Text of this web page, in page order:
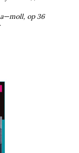
a—moll, op 36